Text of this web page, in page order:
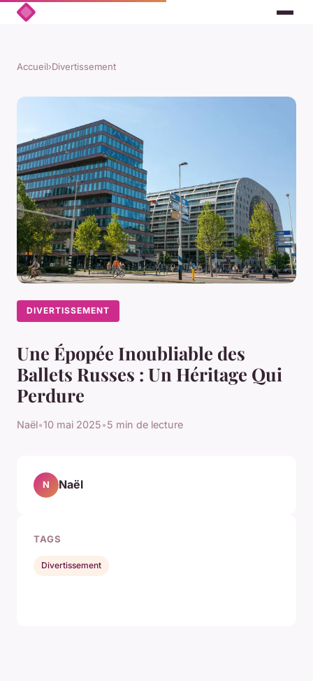
Accueil›Divertissement
DIVERTISSEMENT
Une Épopée Inoubliable des
Ballets Russes : Un Héritage Qui
Perdure
Naël•10 mai 2025•5 min de lecture
N Naël
TAGS
Divertissement